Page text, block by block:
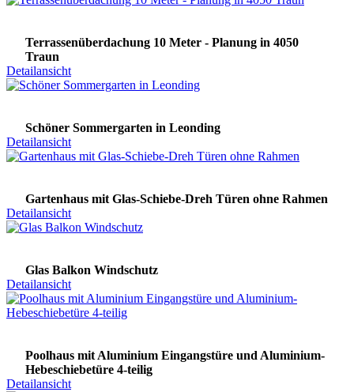
Terrassenüberdachung 10 Meter - Planung in 4050
Traun
Detailansicht
Schöner Sommergarten in Leonding
Detailansicht
Gartenhaus mit Glas-Schiebe-Dreh Türen ohne Rahmen
Detailansicht
Glas Balkon Windschutz
Detailansicht
Poolhaus mit Aluminium Eingangstüre und Aluminium-
Hebeschiebetüre 4-teilig
Detailansicht